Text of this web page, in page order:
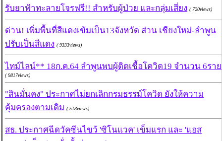
รับยาฟ้าทะลายโจรฟรี!! สำหรับผู้ป่วย และกลุ่มเสี่ยง ( 720views)
ด่วน! เพิ่มพื้นที่สีแดงเข้มเป็น13จังหวัด ส่วน เชียงใหม่-ลำพูน
ปรับเป็นสีแดง ( 9333views)
ไทม์ไลน์** 18ก.ค.64 ลำพูนพบผู้ติดเชื้อโควิด19 จำนวน 6ราย
( 9817views)
"สินมั่นคง" ประกาศไม่ยกเลิกกรมธรรม์โควิด ยังให้ความ
คุ้มครองตามเดิม ( 518views)
สธ. ประกาศฉีดวัคซีนไขว้ 'ซิโนแวค' เข็มแรก และ 'แอส